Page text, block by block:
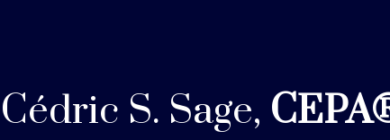
Cédric S. Sage,